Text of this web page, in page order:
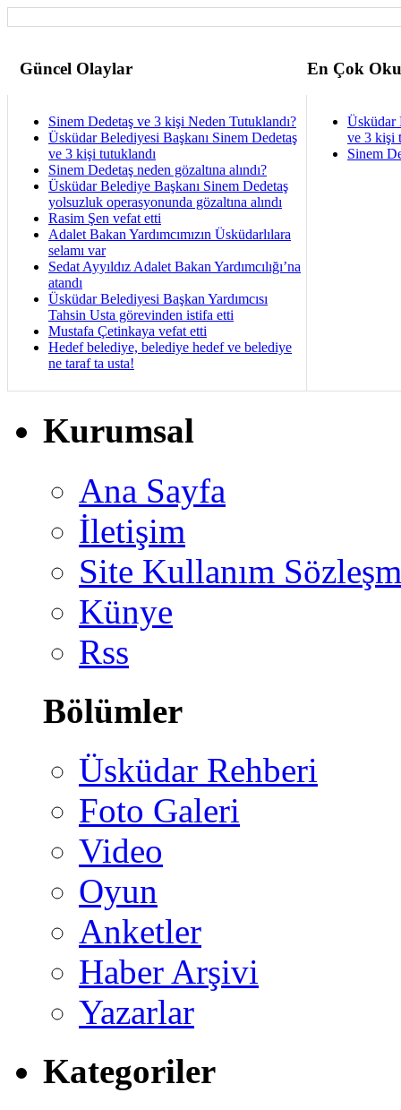
Güncel Olaylar En Çok
Sinem Dedetaş ve 3 kişi Neden Tutuklandı?
Üsküdar Belediyesi Başkanı Sinem Dedetaş
ve 3 kişi tutuklandı
Sinem Dedetaş neden gözaltına alındı?
Üsküdar Belediye Başkanı Sinem Dedetaş
yolsuzluk operasyonunda gözaltına alındı
Rasim Şen vefat etti
Adalet Bakan Yardımcımızın Üsküdarlılara
selamı var
Sedat Ayyıldız Adalet Bakan Yardımcılığı’na
atandı
Üsküdar Belediyesi Başkan Yardımcısı
Tahsin Usta görevinden istifa etti
Mustafa Çetinkaya vefat etti
Hedef belediye, belediye hedef ve belediye
ne taraf ta usta!
Üsküdar
ve 3 kişi
Sinem
Kurumsal
Ana Sayfa
İletişim
Site Kullanım
Künye
Rss
Bölümler
Üsküdar Rehberi
Foto Galeri
Video
Oyun
Anketler
Haber Arşivi
Yazarlar
Kategoriler